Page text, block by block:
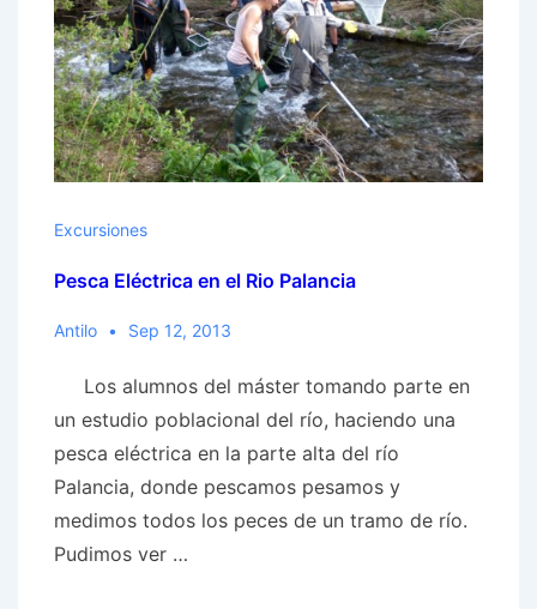
Excursiones
Pesca Eléctrica en el Rio Palancia
Antilo Sep 12, 2013
Los alumnos del máster tomando parte en
un estudio poblacional del río, haciendo una
pesca eléctrica en la parte alta del río
Palancia, donde pescamos pesamos y
medimos todos los peces de un tramo de río.
Pudimos ver …